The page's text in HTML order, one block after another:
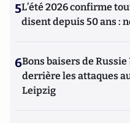
5L’été 2026 confirme
disent depuis 50 ans :
6Bons baisers de Russie
derrière les attaques
Leipzig